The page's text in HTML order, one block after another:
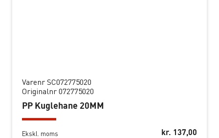
Varenr SC072775020
Originalnr 072775020
PP Kuglehane 20MM
Ekskl. moms kr. 137,00